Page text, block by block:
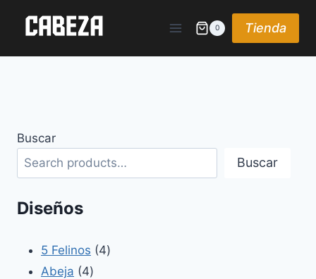
0 Tienda
Buscar
Buscar
Diseños
5 Felinos 44
Abeja 44